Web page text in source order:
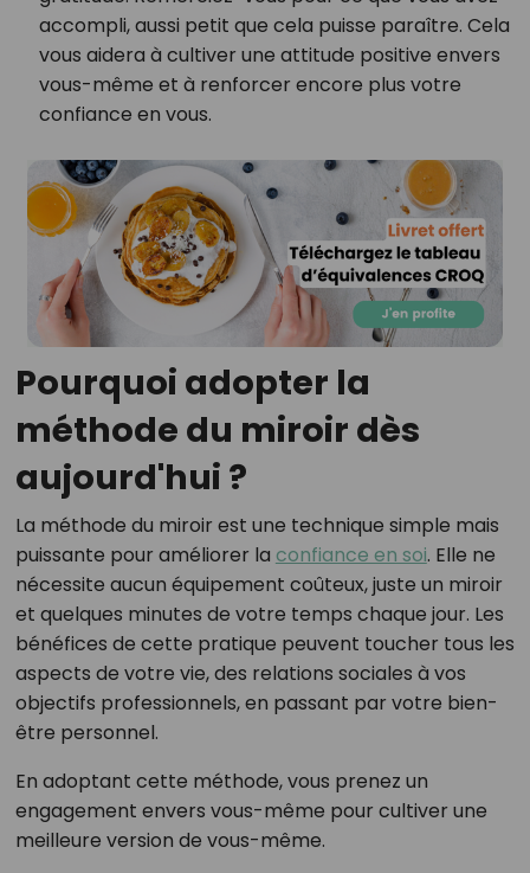
accompli, aussi petit que cela puisse paraître. Cela
vous aidera à cultiver une attitude positive envers
vous-même et à renforcer encore plus votre
confiance en vous.
Pourquoi adopter la
méthode du miroir dès
aujourd'hui ?
La méthode du miroir est une technique simple mais
puissante pour améliorer la confiance en soi. Elle ne
nécessite aucun équipement coûteux, juste un miroir
et quelques minutes de votre temps chaque jour. Les
bénéfices de cette pratique peuvent toucher tous les
aspects de votre vie, des relations sociales à vos
objectifs professionnels, en passant par votre bien-
être personnel.
En adoptant cette méthode, vous prenez un
engagement envers vous-même pour cultiver une
meilleure version de vous-même.